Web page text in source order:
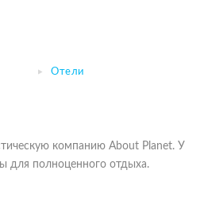
Отели
компанию About Planet. У
для полноценного отдыха.